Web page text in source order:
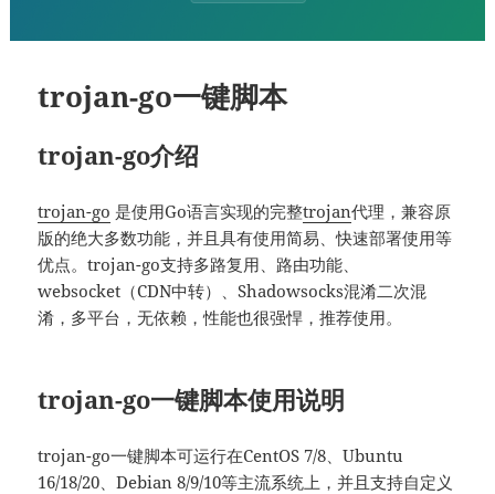
trojan-go一键脚本
trojan-go介绍
trojan-go 是使用Go语言实现的完整trojan代理，兼容原
版的绝大多数功能，并且具有使用简易、快速部署使用等
优点。trojan-go支持多路复用、路由功能、
websocket（CDN中转）、Shadowsocks混淆二次混
淆，多平台，无依赖，性能也很强悍，推荐使用。
trojan-go一键脚本使用说明
trojan-go一键脚本可运行在CentOS 7/8、Ubuntu
16/18/20、Debian 8/9/10等主流系统上，并且支持自定义